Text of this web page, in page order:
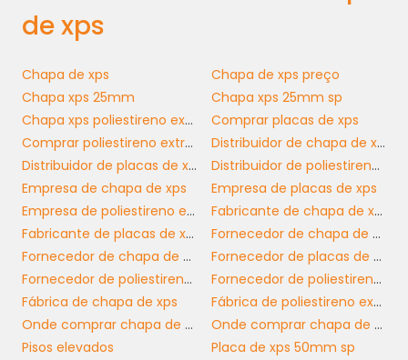
personalização em tamanho e espessura.
COMO ESCOLHER A CHAPA
DE XPS IDEAL?
Na hora de escolher a chapa de XPSideal,
alguns fatores devem ser considerados. A
espessura das chapas, por exemplo, influencia
diretamente no desempenho térmico e na
resistência à compressão. Projetos que
exigem maior isolamento térmico devem
priorizar chapas com espessuras adequadas
para garantir eficiência, enquanto aplicações
que requerem resistência a cargas podem
necessitar de medidas específicas.
de xps
Chapa de xps
Chapa de xps preço
Chapa xps 25mm
Chapa xps 25mm sp
Chapa xps poliestireno extrudado
Comprar placas de xps
Comprar poliestireno extrudado xps
Distribuidor de chapa de xps
Distribuidor de placas de xps
Distribuidor de poliestireno extrudado xps
Empresa de chapa de xps
Empresa de placas de xps
Empresa de poliestireno extrudado xps
Fabricante de chapa de xps
Fabricante de placas de xps
Fornecedor de chapa de xps
Fornecedor de chapa de xps sp
Fornecedor de placas de xps
Fornecedor de poliestireno extrudado
Fornecedor de poliestireno extrudado xps
Fábrica de chapa de xps
Fábrica de poliestireno extrudado xps
Onde comprar chapa de xps
Onde comprar chapa de xps em sp
Pisos elevados
Placa de xps 50mm sp